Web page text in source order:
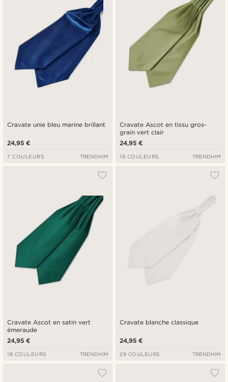
Cravate unie bleu marine brillant
24,95 €
7 COULEURS TRENDHIM
Cravate Ascot en tissu gros-
grain vert clair
24,95 €
18 COULEURS TRENDHIM
Cravate Ascot en satin vert
émeraude
24,95 €
18 COULEURS TRENDHIM
Cravate blanche classique
24,95 €
29 COULEURS TRENDHIM